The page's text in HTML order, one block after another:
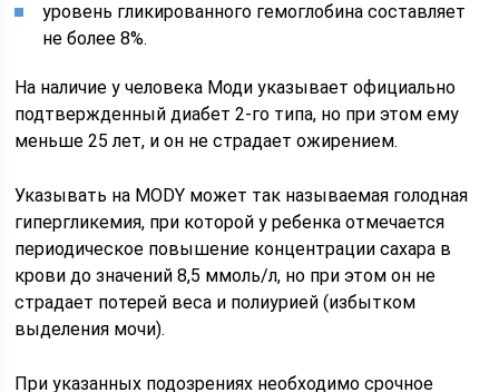
уровень гликированного гемоглобина составляет
не более 8%.
На наличие у человека Моди указывает официально
подтвержденный диабет 2-го типа, но при этом ему
меньше 25 лет, и он не страдает ожирением.
Указывать на MODY может так называемая голодная
гипергликемия, при которой у ребенка отмечается
периодическое повышение концентрации сахара в
крови до значений 8,5 ммоль/л, но при этом он не
страдает потерей веса и полиурией (избытком
выделения мочи).
При указанных подозрениях необходимо срочное